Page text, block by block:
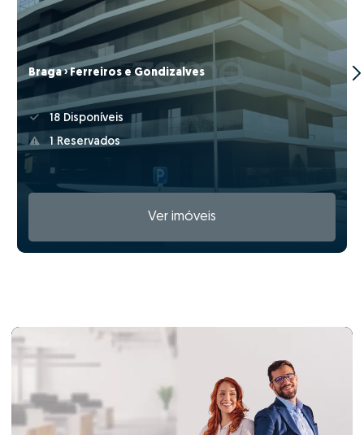
Braga › Ferreiros e Gondizalves
18 Disponíveis
1 Reservados
Ver imóveis